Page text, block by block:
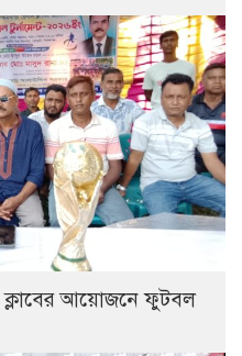
ক্লাবের আয়োজনে ফুটবল